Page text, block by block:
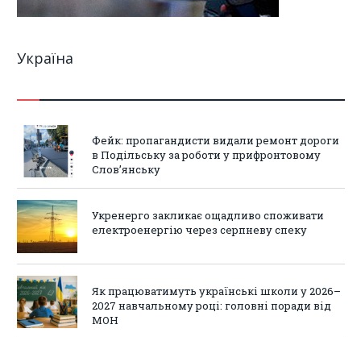
Україна
Фейк: пропагандисти видали ремонт дороги
в Подільську за роботи у прифронтовому
Слов’янську
Укренерго закликає ощадливо споживати
електроенергію через серпневу спеку
Як працюватимуть українські школи у 2026–
2027 навчальному році: головні поради від
МОН